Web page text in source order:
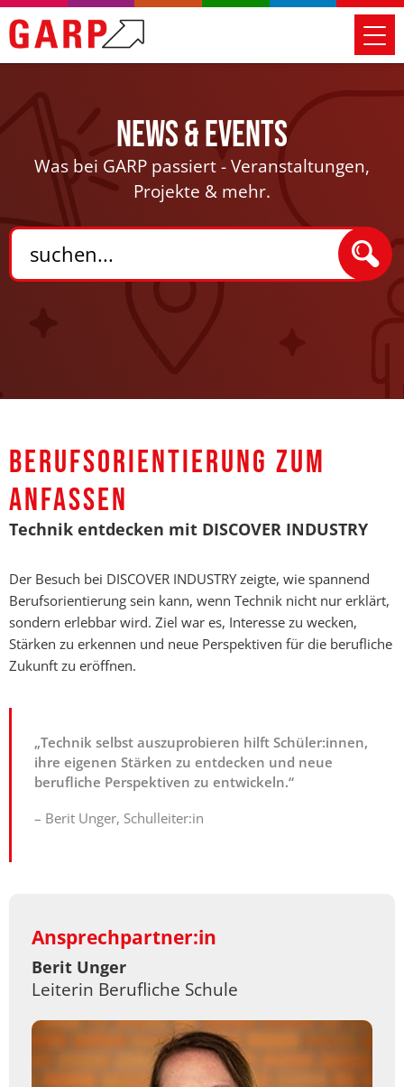
News & Events
Was bei GARP passiert - Veranstaltungen,
Projekte & mehr.
BERUFSORIENTIERUNG ZUM
ANFASSEN
Technik entdecken mit DISCOVER INDUSTRY
Der Besuch bei DISCOVER INDUSTRY zeigte, wie spannend
Berufsorientierung sein kann, wenn Technik nicht nur erklärt,
sondern erlebbar wird. Ziel war es, Interesse zu wecken,
Stärken zu erkennen und neue Perspektiven für die berufliche
Zukunft zu eröffnen.
„Technik selbst auszuprobieren hilft Schüler:innen,
ihre eigenen Stärken zu entdecken und neue
berufliche Perspektiven zu entwickeln.“
– Berit Unger, Schulleiter:in
Ansprechpartner:in
Berit Unger
Leiterin Berufliche Schule